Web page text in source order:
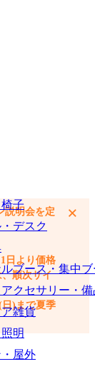
子
デスク
ブース・集中
クセサリー・備
雑貨
明
屋外
ます
説明会を定
日より価格
順次サイ
日)まで夏季
×